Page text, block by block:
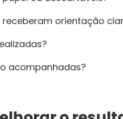
orientação
acompanhadas?